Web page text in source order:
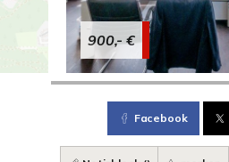
900,- €
Facebook